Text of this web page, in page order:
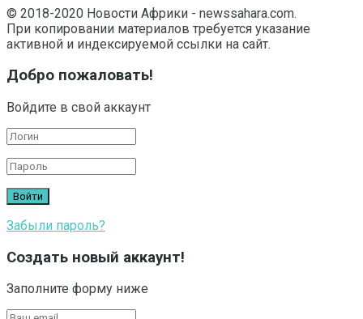
© 2018-2020 Новости Африки - newssahara.com.
При копировании материалов требуется указание
активной и индексируемой ссылки на сайт.
Добро пожаловать!
Войдите в свой аккаунт
Забыли пароль?
Создать новый аккаунт!
Заполните форму ниже